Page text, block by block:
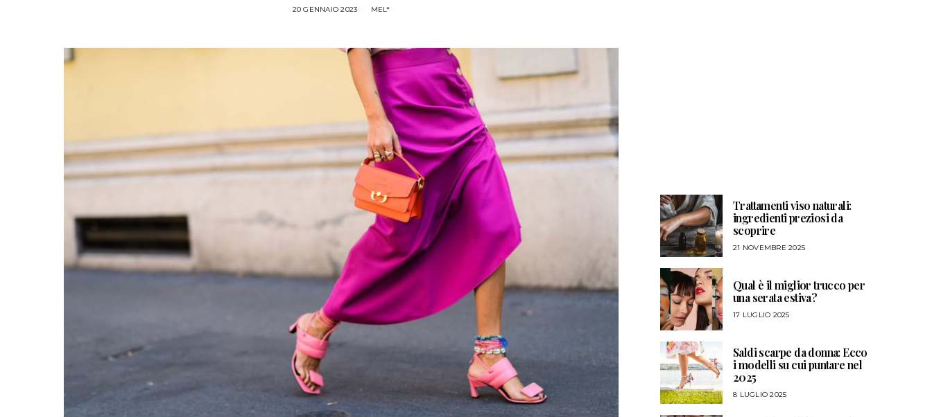
20 GENNAIO 2023 MEL*
Trattamenti viso naturali:
ingredienti preziosi da
scoprire
21 NOVEMBRE 2025
Qual è il miglior trucco per
una serata estiva?
17 LUGLIO 2025
Saldi scarpe da donna: Ecco
i modelli su cui puntare nel
2025
8 LUGLIO 2025